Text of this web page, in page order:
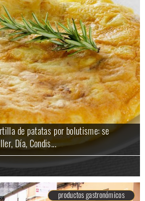
de patatas por bolutisme: se
Día, Condis...
productos gastronómicos